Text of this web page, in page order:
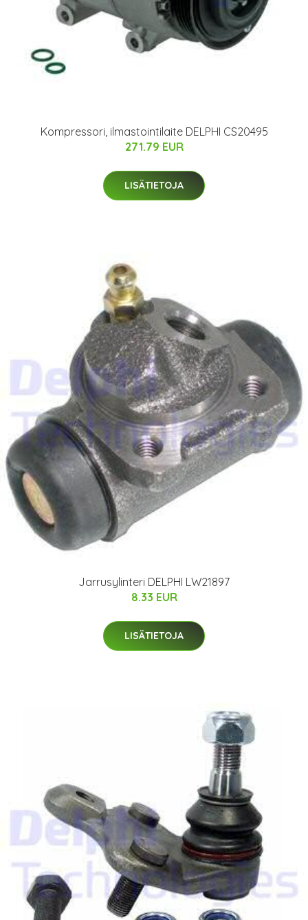
Kompressori, ilmastointilaite DELPHI CS20495
271.79 EUR
LISÄTIETOJA
Jarrusylinteri DELPHI LW21897
8.33 EUR
LISÄTIETOJA